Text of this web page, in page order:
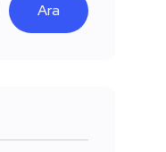
Ara